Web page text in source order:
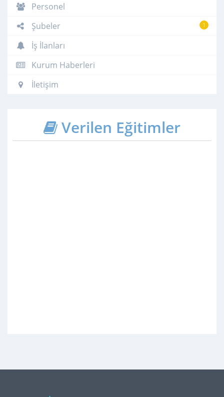
Personel
1
Şubeler
İş İlanları
Kurum Haberleri
İletişim
Verilen Eğitimler